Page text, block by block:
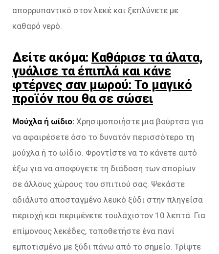
απορρυπαντικό στον λεκέ και ξεπλύνετε με
καθαρό νερό.
Δείτε ακόμα: Καθάρισε τα άλατα,
γυάλισε τα έπιπλά και κάνε
φτέρνες σαν μωρού: Το μαγικό
προϊόν που θα σε σώσει
Μούχλα ή ωίδιο: Χρησιμοποιήστε μια βούρτσα για
να αφαιρέσετε όσο το δυνατόν περισσότερο τη
μούχλα ή το ωίδιο. Φροντίστε να το κάνετε αυτό
έξω για να αποφύγετε τη διάδοση των σπορίων
σε άλλους χώρους του σπιτιού σας. Ψεκάστε
αδιάλυτο αποσταγμένο λευκό ξύδι στην πληγείσα
περιοχή και περιμένετε τουλάχιστον 10 λεπτά. Για
επίμονους λεκέδες, τοποθετήστε ένα πανί
εμποτισμένο με ξύδι πάνω από το σημείο. Τρίψτε